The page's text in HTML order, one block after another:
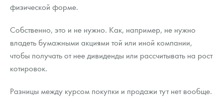
физической форме.
Собственно, это и не нужно. Как, например, не нужно
владеть бумажными акциями той или иной компании,
чтобы получать от нее дивиденды или рассчитывать на рост
котировок.
Разницы между курсом покупки и продажи тут нет вообще.